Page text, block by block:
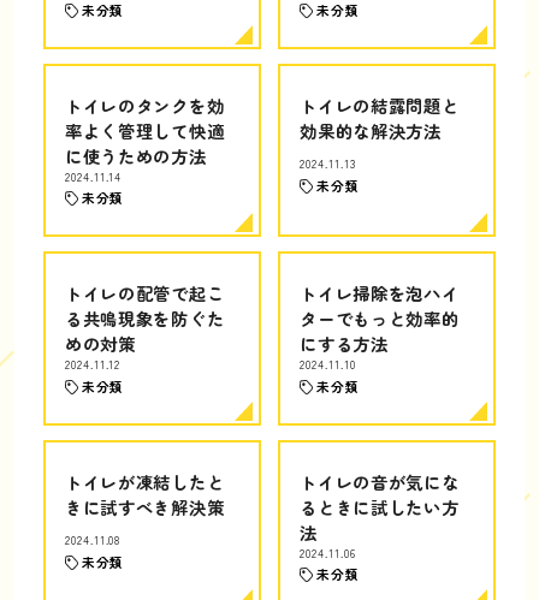
未分類 未分類
トイレのタンクを効
率よく管理して快適
に使うための方法
2024.11.14
未分類
トイレの結露問題と
効果的な解決方法
2024.11.13
未分類
トイレの配管で起こ
る共鳴現象を防ぐた
めの対策
2024.11.12
未分類
トイレ掃除を泡ハイ
ターでもっと効率的
にする方法
2024.11.10
未分類
トイレが凍結したと
きに試すべき解決策
2024.11.08
未分類
トイレの音が気にな
るときに試したい方
法
2024.11.06
未分類